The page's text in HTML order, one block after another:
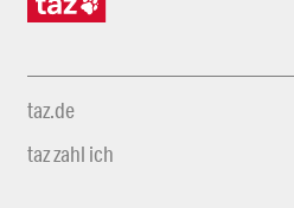
taz.de
taz zahl ich